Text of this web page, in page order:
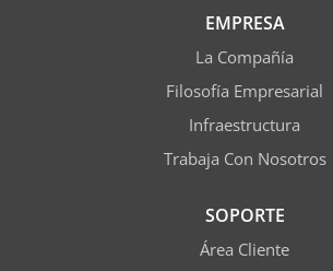
EMPRESA
La Compañía
Filosofía Empresarial
Infraestructura
Trabaja Con Nosotros
SOPORTE
Área Cliente